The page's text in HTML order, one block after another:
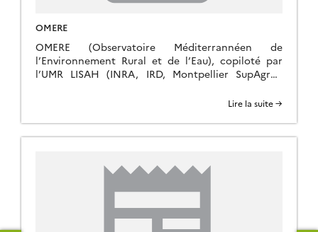
OMERE
OMERE (Observatoire Méditerrannéen de
l’Environnement Rural et de l’Eau), copiloté par
l’UMR LISAH (INRA, IRD, Montpellier SupAgro),
Montpellier), l’INAT (Tunisia) et l’INRGREF
bassins versants élémentaires, Roujan (Occitanie,
France) et Kamech (Cap Bon, Tunisie). Parmi les
cultivés et naturels, […]
Lire la suite →